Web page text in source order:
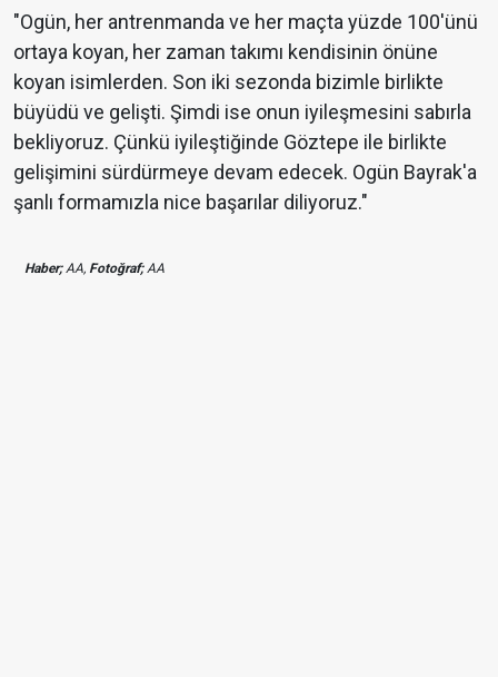
"Ogün, her antrenmanda ve her maçta yüzde 100'ünü
ortaya koyan, her zaman takımı kendisinin önüne
koyan isimlerden. Son iki sezonda bizimle birlikte
büyüdü ve gelişti. Şimdi ise onun iyileşmesini sabırla
bekliyoruz. Çünkü iyileştiğinde Göztepe ile birlikte
gelişimini sürdürmeye devam edecek. Ogün Bayrak'a
şanlı formamızla nice başarılar diliyoruz."
Haber;AA, Fotoğraf;AA